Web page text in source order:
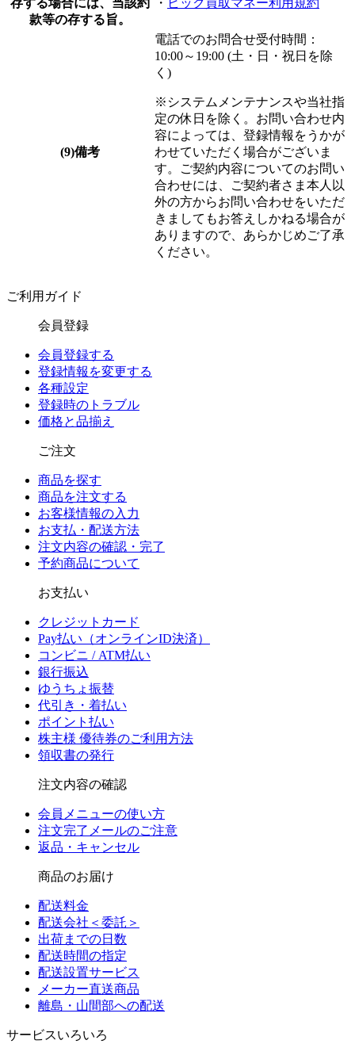
存する場合には、当該約
款等の存する旨。
・ ビック買取マネー利用規約
(9)備考
電話でのお問合せ受付時間：
10:00～19:00 (土・日・祝日を除
く)
※システムメンテナンスや当社指
定の休日を除く。お問い合わせ内
容によっては、登録情報をうかが
わせていただく場合がございま
す。ご契約内容についてのお問い
合わせには、ご契約者さま本人以
外の方からお問い合わせをいただ
きましてもお答えしかねる場合が
ありますので、あらかじめご了承
ください。
ご利用ガイド
会員登録
会員登録する
登録情報を変更する
各種設定
登録時のトラブル
価格と品揃え
ご注文
商品を探す
商品を注文する
お客様情報の入力
お支払・配送方法
注文内容の確認・完了
予約商品について
お支払い
クレジットカード
Pay払い（オンラインID決済）
コンビニ / ATM払い
銀行振込
ゆうちょ振替
代引き・着払い
ポイント払い
株主様 優待券のご利用方法
領収書の発行
注文内容の確認
会員メニューの使い方
注文完了メールのご注意
返品・キャンセル
商品のお届け
配送料金
配送会社＜委託＞
出荷までの日数
配送時間の指定
配送設置サービス
メーカー直送商品
離島・山間部への配送
サービスいろいろ